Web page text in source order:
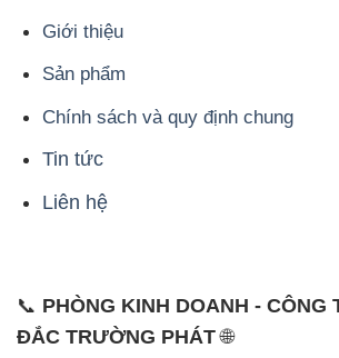
Giới thiệu
Sản phẩm
Chính sách và quy định chung
Tin tức
Liên hệ
📞 PHÒNG KINH DOANH - CÔNG
ĐẮC TRƯỜNG PHÁT🌐